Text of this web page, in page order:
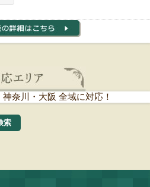
奈川・大阪 全域に対応！